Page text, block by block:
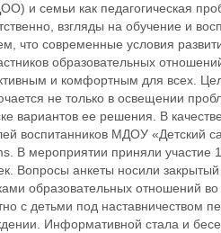
и семьи как педагогическая
взгляды на обучение и
что современные условия
образовательных
и комфортным для всех.
не только в освещении
вариантов ее решения. В
воспитанников МДОУ «Детский
В мероприятии приняли участие
Вопросы анкеты носили
образовательных отношений
с детьми под наставничеством
Информативной стала и